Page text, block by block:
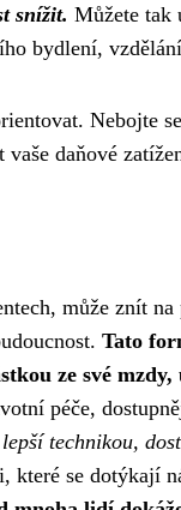
snížit. Můžete tak
bydlení,
Nebojte
daňové
může znít
Tato
ze své
péče,
technikou,
které se dotýkají